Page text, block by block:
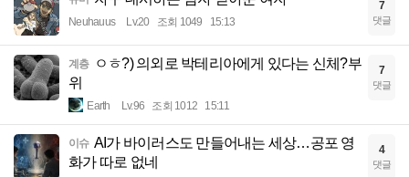
Neuhauus Lv.20 조회 1049 15:13
7
댓글
계층
ㅇㅎ?) 의외로 박테리아에게 있다는 신체?부
위
Earth Lv.96 조회 1012 15:11
7
댓글
이슈 AI가 바이러스도 만들어내는 세상…공포 영
화가 따로 없네
4
댓글